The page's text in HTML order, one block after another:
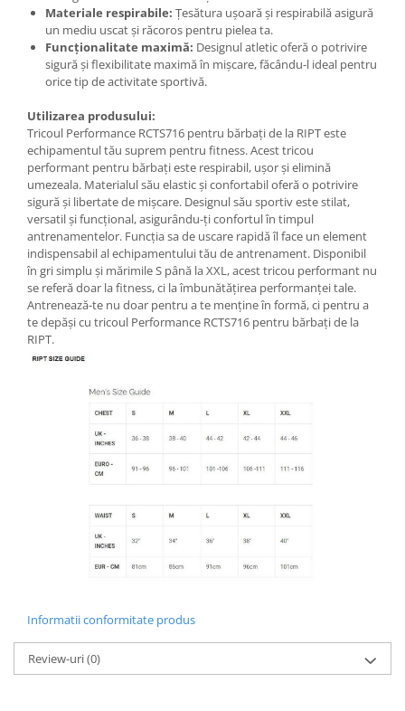
Materiale respirabile: Țesătura ușoară și respirabilă asigură
un mediu uscat și răcoros pentru pielea ta.
Funcționalitate maximă: Designul atletic oferă o potrivire
sigură și flexibilitate maximă în mișcare, făcându-l ideal pentru
orice tip de activitate sportivă.
Utilizarea produsului:
Tricoul Performance RCTS716 pentru bărbați de la RIPT este
echipamentul tău suprem pentru fitness. Acest tricou
performant pentru bărbați este respirabil, ușor și elimină
umezeala. Materialul său elastic și confortabil oferă o potrivire
sigură și libertate de mișcare. Designul său sportiv este stilat,
versatil și funcțional, asigurându-ți confortul în timpul
antrenamentelor. Funcția sa de uscare rapidă îl face un element
indispensabil al echipamentului tău de antrenament. Disponibil
în gri simplu și mărimile S până la XXL, acest tricou performant nu
se referă doar la fitness, ci la îmbunătățirea performanței tale.
Antrenează-te nu doar pentru a te menține în formă, ci pentru a
te depăși cu tricoul Performance RCTS716 pentru bărbați de la
RIPT.
Informatii conformitate produs
Review-uri(0)